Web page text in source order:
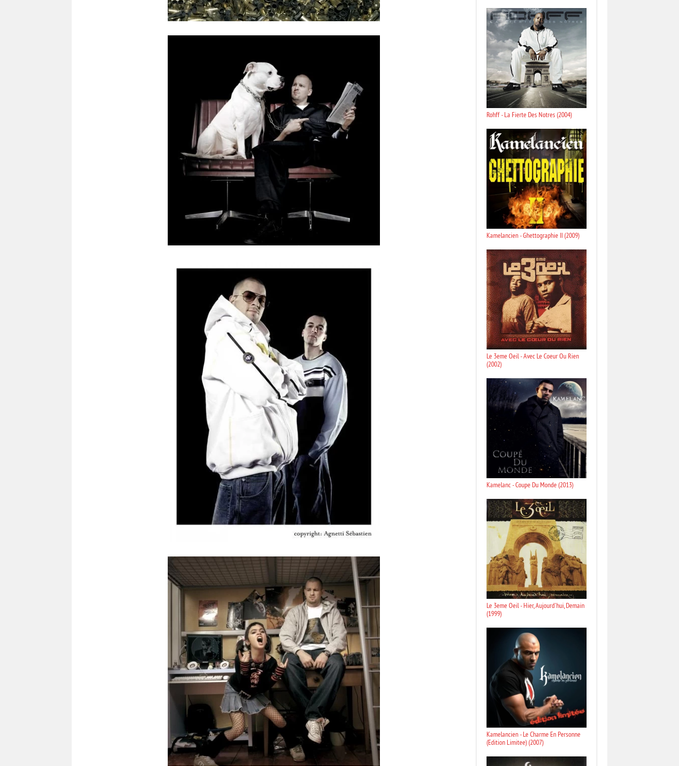
Rohff - La Fierte Des Notres (2004)
Kamelancien - Ghettographie II (2009)
Le 3eme Oeil - Avec Le Coeur Ou Rien
(2002)
Kamelanc - Coupe Du Monde (2013)
Le 3eme Oeil - Hier, Aujourd'hui, Demain
(1999)
Kamelancien - Le Charme En Personne
(Edition Limitee) (2007)